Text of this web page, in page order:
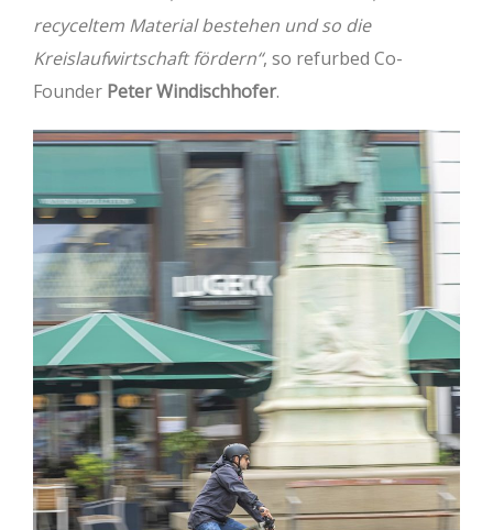
recyceltem Material bestehen und so die
Kreislaufwirtschaft fördern“, so refurbed Co-
Founder Peter Windischhofer.